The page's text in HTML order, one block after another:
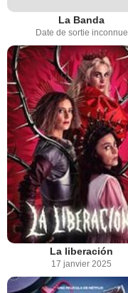
La Banda
Date de sortie inconnue
La liberación
17 janvier 2025